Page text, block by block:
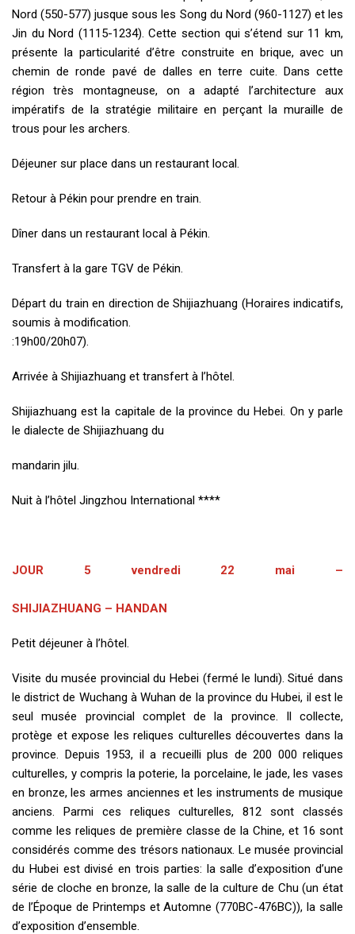
Nord (550-577) jusque sous les Song du Nord (960-1127) et les
Jin du Nord (1115-1234). Cette section qui s’étend sur 11 km,
présente la particularité d’être construite en brique, avec un
chemin de ronde pavé de dalles en terre cuite. Dans cette
région très montagneuse, on a adapté l’architecture aux
impératifs de la stratégie militaire en perçant la muraille de
trous pour les archers.
Déjeuner sur place dans un restaurant local.
Retour à Pékin pour prendre en train.
Dîner dans un restaurant local à Pékin.
Transfert à la gare TGV de Pékin.
Départ du train en direction de Shijiazhuang (Horaires indicatifs,
soumis à modification.
:19h00/20h07).
Arrivée à Shijiazhuang et transfert à l’hôtel.
Shijiazhuang est la capitale de la province du Hebei. On y parle
le dialecte de Shijiazhuang du
mandarin jilu.
Nuit à l’hôtel Jingzhou International ****
JOUR 5 vendredi 22 mai –
SHIJIAZHUANG – HANDAN
Petit déjeuner à l’hôtel.
Visite du musée provincial du Hebei (fermé le lundi). Situé dans
le district de Wuchang à Wuhan de la province du Hubei, il est le
seul musée provincial complet de la province. Il collecte,
protège et expose les reliques culturelles découvertes dans la
province. Depuis 1953, il a recueilli plus de 200 000 reliques
culturelles, y compris la poterie, la porcelaine, le jade, les vases
en bronze, les armes anciennes et les instruments de musique
anciens. Parmi ces reliques culturelles, 812 sont classés
comme les reliques de première classe de la Chine, et 16 sont
considérés comme des trésors nationaux. Le musée provincial
du Hubei est divisé en trois parties: la salle d’exposition d’une
série de cloche en bronze, la salle de la culture de Chu (un état
de l’Époque de Printemps et Automne (770BC-476BC)), la salle
d’exposition d’ensemble.